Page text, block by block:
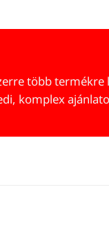
több termékre
komplex